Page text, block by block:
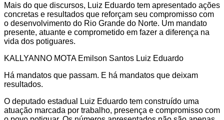
Mais do que discursos, Luiz Eduardo tem apresentado ações
concretas e resultados que reforçam seu compromisso com
o desenvolvimento do Rio Grande do Norte. Um mandato
presente, atuante e comprometido em fazer a diferença na
vida dos potiguares.
KALLYANNO MOTA Emilson Santos Luiz Eduardo
Há mandatos que passam. E há mandatos que deixam
resultados.
O deputado estadual Luiz Eduardo tem construído uma
atuação marcada por trabalho, presença e compromisso com